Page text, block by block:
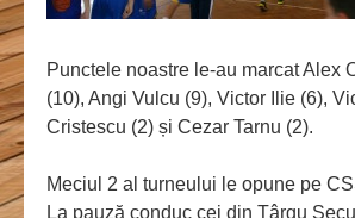
Punctele noastre le-au marcat Alex
(10), Angi Vulcu (9), Victor Ilie (6),
Cristescu (2) și Cezar Tarnu (2).
Meciul 2 al turneului le opune pe
La pauză conduc cei din Târgu